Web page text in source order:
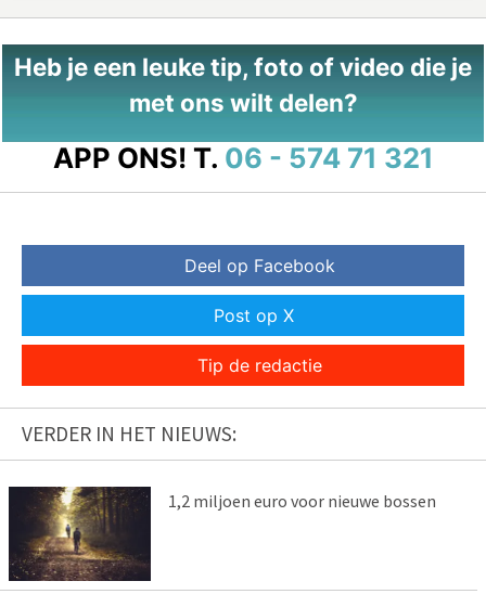
Heb je een leuke tip, foto of video die je
met ons wilt delen?
APP ONS! T. 06 - 574 71 321
Deel op Facebook
Post op X
Tip de redactie
VERDER IN HET NIEUWS:
1,2 miljoen euro voor nieuwe bossen